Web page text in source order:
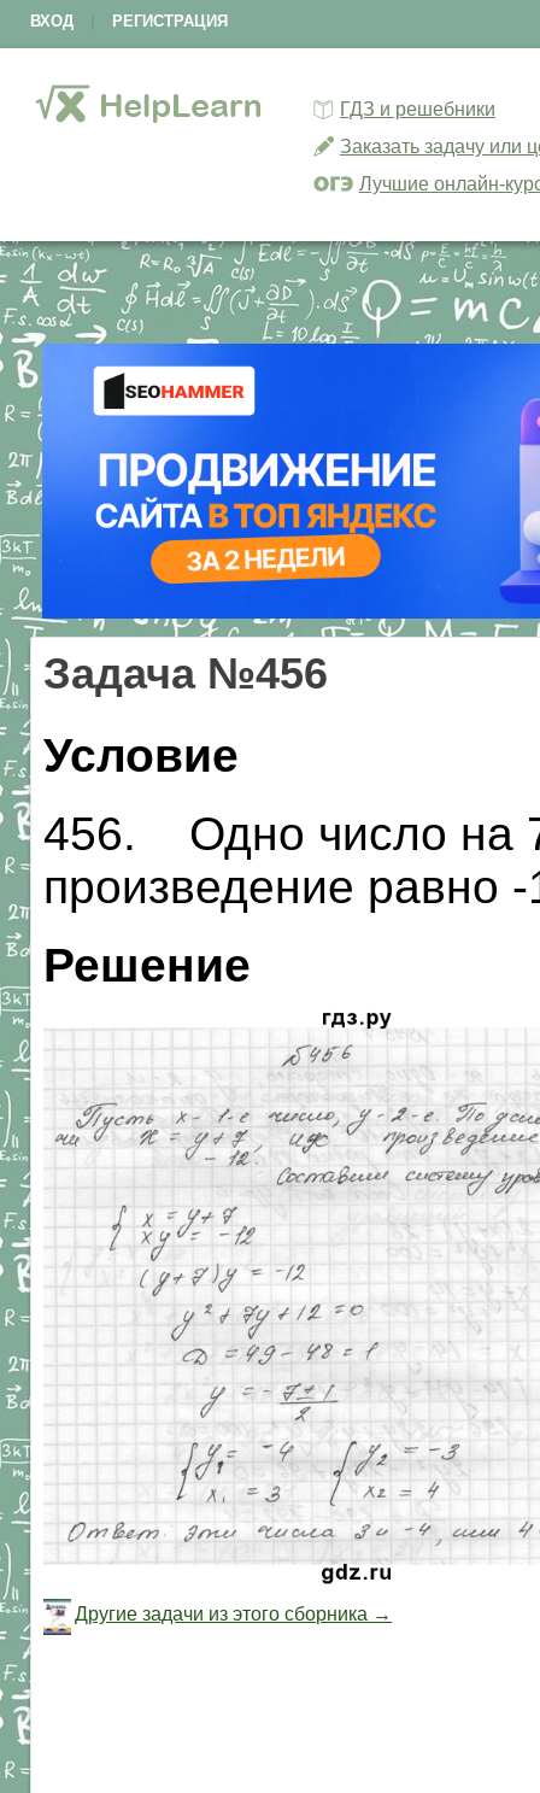
ВХОД РЕГИСТРАЦИЯ
ГДЗ и решебники
Заказать задачу или
Лучшие онлайн-
Задача №456
Условие
456. Одно число на
произведение равно
Решение
Другие задачи из этого сборника →